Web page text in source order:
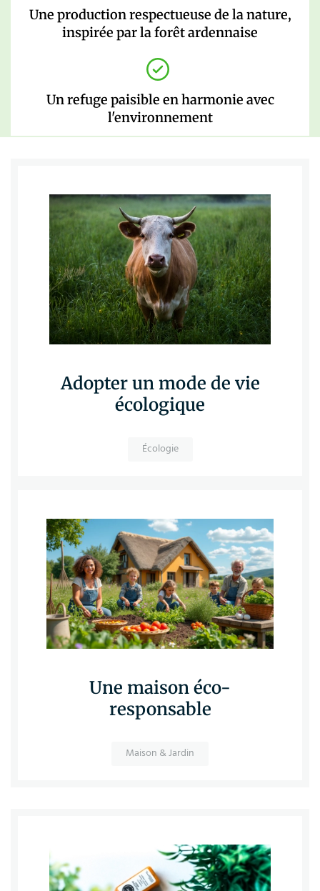
Une production respectueuse de la nature,
inspirée par la forêt ardennaise
Un refuge paisible en harmonie avec
l'environnement
Adopter un mode de vie
écologique
Écologie
Une maison éco-
responsable
Maison & Jardin